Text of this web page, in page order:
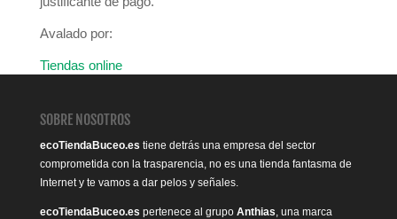
Avalado por:
Tiendas online
SOBRE NOSOTROS
ecoTiendaBuceo.es tiene detrás una empresa del sector
comprometida con la trasparencia, no es una tienda fantasma de
Internet y te vamos a dar pelos y señales.
ecoTiendaBuceo.es pertenece al grupo Anthias, una marca